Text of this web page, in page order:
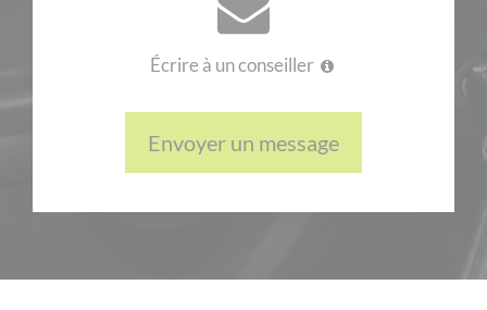
Écrire à un conseiller
Envoyer un message